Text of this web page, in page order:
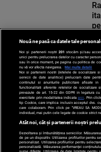
SPORT
Nouă ne pasă ca datele tale
Noi și partenerii noștri 201 stocăm și/sau
unici pentru prelucrarea datelor cu caracter
sau în orice moment, pe pagina cu politica de
nu vă vor afecta navigarea.
Mai multe detalii
Noi si partenerii nostri (retelele de socializare
servicii de date analitice) prelucram date
continutul si anunturile publicitare afisate
functionalitati aferente retelelor de socializare
prevazute de art. 15-22 din GDPR in legatura
exercitate prin modalitatea indicataaici . Prin
tip Cookie, care implica inclusiv acceptul dvs.
care colaboram. Prin click pe “VREAU SA
individual, mai putin cele legate de cookie strict
Atât noi, cât și partenerii noștri
Dezvoltarea și îmbunătățirea serviciilor.
de pe un dispozitiv. Utilizarea profilurilor pentru
personalizat. Utilizarea profilurilor pentru
personalizată. Măsurarea performanței